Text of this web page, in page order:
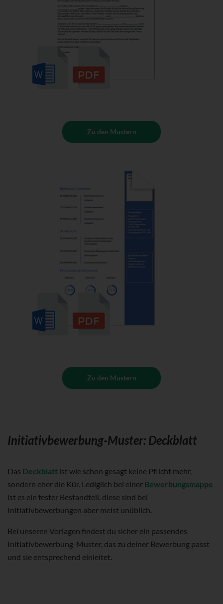
Zu den Mustern
Zu den Mustern
Initiativbewerbung-Muster: Deckblatt
Das Deckblatt ist wie schon gesagt keine Pflicht mehr,
sondern eher die Kür. Lediglich bei einer Bewerbungsmappe
ist es ein fester Bestandteil, diese sind bei
Initiativbewerbungen aber meist unüblich.
Bei unseren Vorlagen findest du sicher ein passendes
Initiativbewerbung-Muster, das zu deiner Bewerbung passt
und sie entsprechend einleitet.